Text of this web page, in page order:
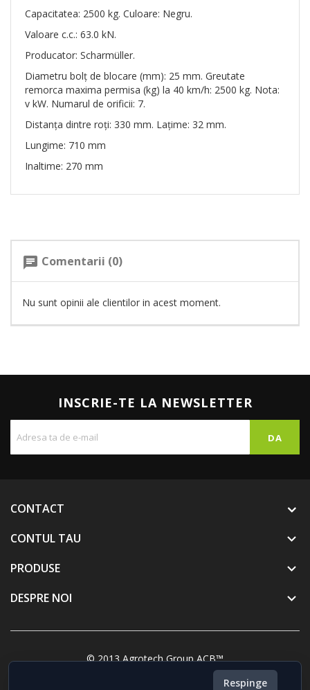
Respinge
Capacitatea: 2500 kg. Culoare: Negru.
Valoare c.c.: 63.0 kN.
Producator: Scharmüller.
Diametru bolț de blocare (mm): 25 mm. Greutate
remorca maxima permisa (kg) la 40 km/h: 2500 kg. Nota:
v kW. Numarul de orificii: 7.
Distanţa dintre roţi: 330 mm. Laţime: 32 mm.
Lungime: 710 mm
Inaltime: 270 mm
chat Comentarii (0)
Nu sunt opinii ale clientilor in acest moment.
INSCRIE-TE LA NEWSLETTER
CONTACT
CONTUL TAU

PRODUSE 
DESPRE NOI 
© 2013 Agrotech Group ACB™